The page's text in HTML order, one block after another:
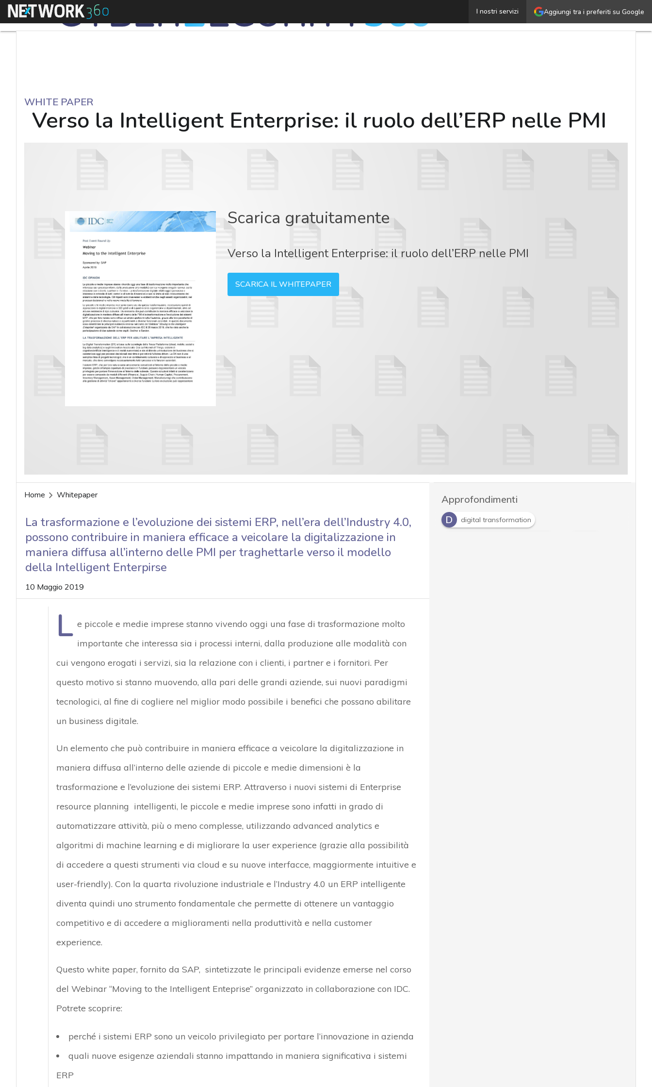
Aggiungi tra i preferiti su Google
I nostri servizi
Menu Verso la Intelligent Enterprise: il ruolo dell’ERP nelle
WHITE PAPER
Verso la Intelligent Enterprise: il ruolo dell’ERP nelle PMI
Scarica gratuitamente
Verso la Intelligent Enterprise: il ruolo dell’ERP nelle PMI
SCARICA IL WHITEPAPER
Home Whitepaper
La trasformazione e l’evoluzione dei sistemi ERP, nell’era dell’Industry 4.0,
possono contribuire in maniera efficace a veicolare la digitalizzazione in
maniera diffusa all’interno delle PMI per traghettarle verso il modello
della Intelligent Enterpirse
10 Maggio 2019
L e piccole e medie imprese stanno vivendo oggi una fase di trasformazione molto
importante che interessa sia i processi interni, dalla produzione alle modalità con
cui vengono erogati i servizi, sia la relazione con i clienti, i partner e i fornitori. Per
questo motivo si stanno muovendo, alla pari delle grandi aziende, sui nuovi paradigmi
tecnologici, al fine di cogliere nel miglior modo possibile i benefici che possano abilitare
un business digitale.
Un elemento che può contribuire in maniera efficace a veicolare la digitalizzazione in
maniera diffusa all’interno delle aziende di piccole e medie dimensioni è la
trasformazione e l’evoluzione dei sistemi ERP. Attraverso i nuovi sistemi di Enterprise
resource planning intelligenti, le piccole e medie imprese sono infatti in grado di
automatizzare attività, più o meno complesse, utilizzando advanced analytics e
algoritmi di machine learning e di migliorare la user experience (grazie alla possibilità
di accedere a questi strumenti via cloud e su nuove interfacce, maggiormente intuitive e
user-friendly). Con la quarta rivoluzione industriale e l’Industry 4.0 un ERP intelligente
diventa quindi uno strumento fondamentale che permette di ottenere un vantaggio
competitivo e di accedere a miglioramenti nella produttività e nella customer
experience.
Questo white paper, fornito da SAP, sintetizzate le principali evidenze emerse nel corso
del Webinar “Moving to the Intelligent Enteprise” organizzato in collaborazione con IDC.
Potrete scoprire:
perché i sistemi ERP sono un veicolo privilegiato per portare l’innovazione in azienda
quali nuove esigenze aziendali stanno impattando in maniera significativa i sistemi
ERP
Approfondimenti
D
digital transformation